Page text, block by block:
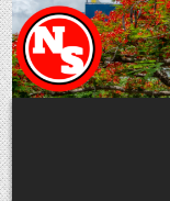
Skip to content